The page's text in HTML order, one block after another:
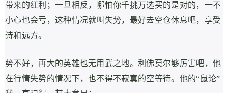
带来的红利；一旦相反，哪怕你千挑万选买的是对的，一不
小心也会亏，这种情况就叫失势，最好去空仓休息吧，享受
诗和远方。
势不好，再大的英雄也无用武之地。利佛莫尔够厉害吧，他
在行情失势的情况下，也不得不寂寞的空等待。他的“鼠论”